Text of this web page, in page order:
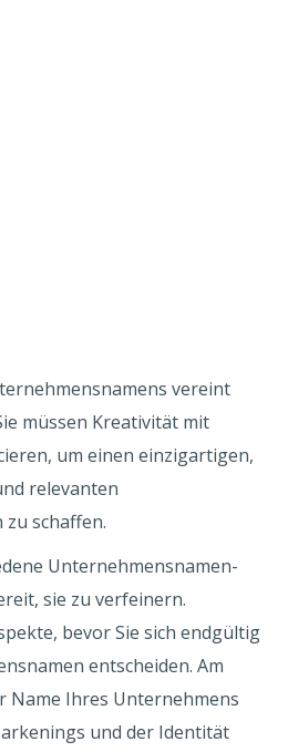
vereint
müssen Kreativität mit
um einen einzigartigen,
relevanten
schaffen.
Unternehmensnamen-
sie zu verfeinern.
bevor Sie sich endgültig
entscheiden. Am
Name Ihres Unternehmens
und der Identität